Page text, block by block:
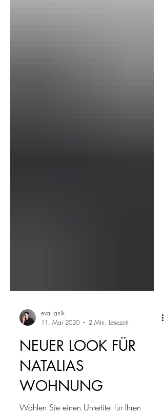
eva janik
11. Mai 2020
NEUER LOOK FÜR
NATALIAS